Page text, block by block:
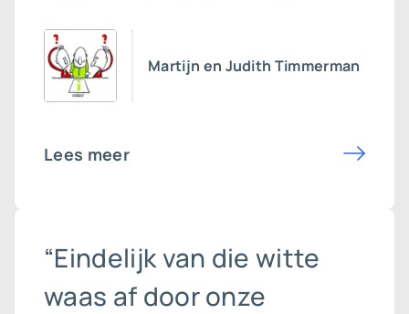
Martijn en Judith Timmerman
Lees meer
“Eindelijk van die witte
waas af door onze